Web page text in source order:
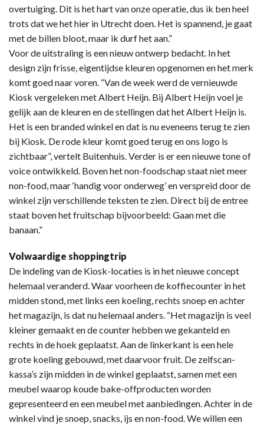
overtuiging. Dit is het hart van onze operatie, dus ik ben heel
trots dat we het hier in Utrecht doen. Het is spannend, je gaat
met de billen bloot, maar ik durf het aan.”
Voor de uitstraling is een nieuw ontwerp bedacht. In het
design zijn frisse, eigentijdse kleuren opgenomen en het merk
komt goed naar voren. “Van de week werd de vernieuwde
Kiosk vergeleken met Albert Heijn. Bij Albert Heijn voel je
gelijk aan de kleuren en de stellingen dat het Albert Heijn is.
Het is een branded winkel en dat is nu eveneens terug te zien
bij Kiosk. De rode kleur komt goed terug en ons logo is
zichtbaar”, vertelt Buitenhuis. Verder is er een nieuwe tone of
voice ontwikkeld. Boven het non-foodschap staat niet meer
non-food, maar ‘handig voor onderweg’ en verspreid door de
winkel zijn verschillende teksten te zien. Direct bij de entree
staat boven het fruitschap bijvoorbeeld: Gaan met die
banaan.”
Volwaardige shoppingtrip
De indeling van de Kiosk-locaties is in het nieuwe concept
helemaal veranderd. Waar voorheen de koffiecounter in het
midden stond, met links een koeling, rechts snoep en achter
het magazijn, is dat nu helemaal anders. “Het magazijn is veel
kleiner gemaakt en de counter hebben we gekanteld en
rechts in de hoek geplaatst. Aan de linkerkant is een hele
grote koeling gebouwd, met daarvoor fruit. De zelfscan-
kassa’s zijn midden in de winkel geplaatst, samen met een
meubel waarop koude bake-offproducten worden
gepresenteerd en een meubel met aanbiedingen. Achter in de
winkel vind je snoep, snacks, ijs en non-food. We willen een